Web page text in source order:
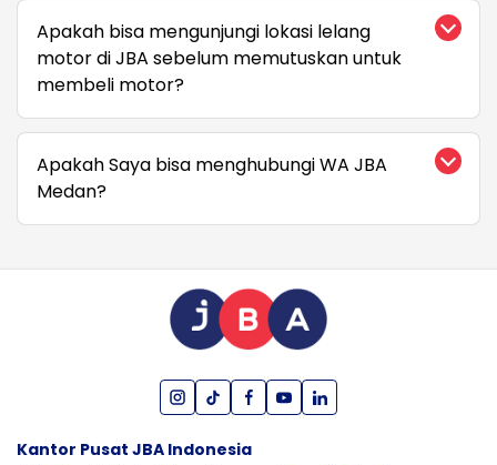
Apakah bisa mengunjungi lokasi lelang
motor di JBA sebelum memutuskan untuk
membeli motor?
Apakah Saya bisa menghubungi WA JBA
Medan?
Kantor Pusat JBA Indonesia